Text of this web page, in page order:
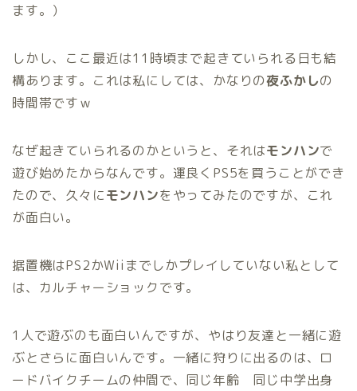
ます。）
しかし、ここ最近は11時頃まで起きていられる日も結
構あります。これは私にしては、かなりの夜ふかしの
時間帯ですｗ
なぜ起きていられるのかというと、それはモンハンで
遊び始めたからなんです。運良くPS5を買うことができ
たので、久々にモンハンをやってみたのですが、これ
が面白い。
据置機はPS2かWiiまでしかプレイしていない私として
は、カルチャーショックです。
1人で遊ぶのも面白いんですが、やはり友達と一緒に遊
ぶとさらに面白いんです。一緒に狩りに出るのは、ロ
ードバイクチームの仲間で、同じ年齢 同じ中学出身